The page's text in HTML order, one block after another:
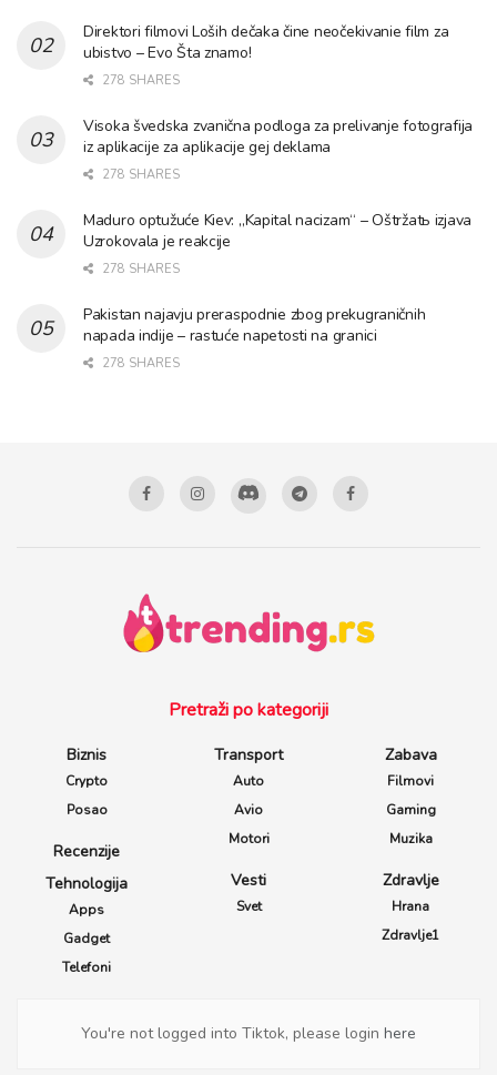
Direktori filmovi Loših dečaka čine neočekivanie film za
ubistvo – Evo Šta znamo!
278 SHARES
Visoka švedska zvanična podloga za prelivanje fotografija
iz aplikacije za aplikacije gej deklama
278 SHARES
Maduro optužuće Kiev: „Kapital nacizam“ – Oštržatь izjava
Uzrokovala je reakcije
278 SHARES
Pakistan najavju preraspodnie zbog prekugraničnih
napada indije – rastuće napetosti na granici
278 SHARES
Pretraži po kategoriji
Biznis
Crypto
Posao
Recenzije
Tehnologija
Apps
Gadget
Telefoni
Transport
Auto
Avio
Motori
Vesti
Svet
Zabava
Filmovi
Gaming
Muzika
Zdravlje
Hrana
Zdravlje1
You're not logged into Tiktok, please login here